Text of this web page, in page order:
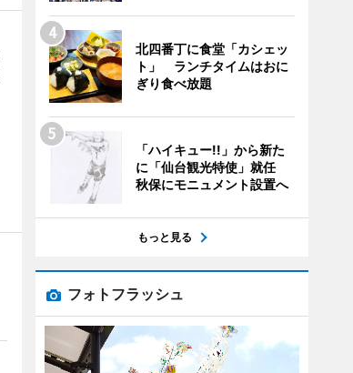
北四番丁に食堂「カシェッ
ト」 ランチタイムはおに
ぎり食べ放題
「ハイキュー!!」から新た
に「仙台観光特使」就任
秋保にモニュメント設置へ
もっと見る
フォトフラッシュ